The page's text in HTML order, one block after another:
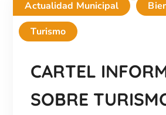
Actualidad Municipal
Turismo
CARTEL
SOBRE